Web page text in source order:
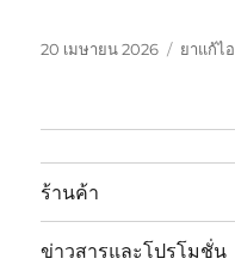
เขียน
20 เมษายน 2026
หมวด
ยาแก้ไอ
ร้านค้า
ข่าวสารและโปรโมชั่น